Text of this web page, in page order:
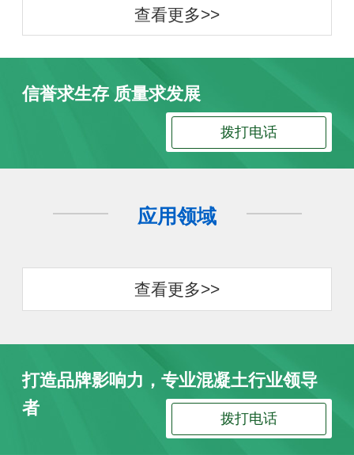
查看更多>>
信誉求生存 质量求发展
拨打电话
应用领域
查看更多>>
打造品牌影响力，专业混凝土行业领导
者
拨打电话